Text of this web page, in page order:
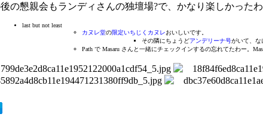
の懇親会もランディさんの独壇場?で、かなり楽しかった
last but not least
カヌレ堂の限定いちじくカヌレおいしいです。
その隣にちょうどアンデリーナ号がいて、な
Path で Masaru さんと一緒にチェックインするの忘れてたわー。